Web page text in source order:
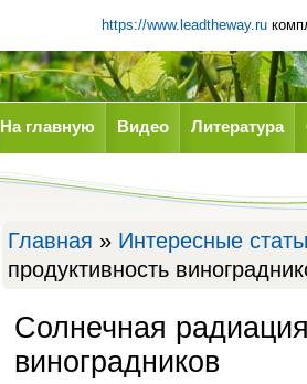
https://www.leadtheway.ru
На главную Видео Литература
Главная » Интересные
продуктивность
Солнечная
виноградников